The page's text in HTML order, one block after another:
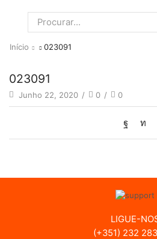
Search
Início 023091
023091
Junho 22, 2020 / 0 / 0
LIGUE-
(+351) 232